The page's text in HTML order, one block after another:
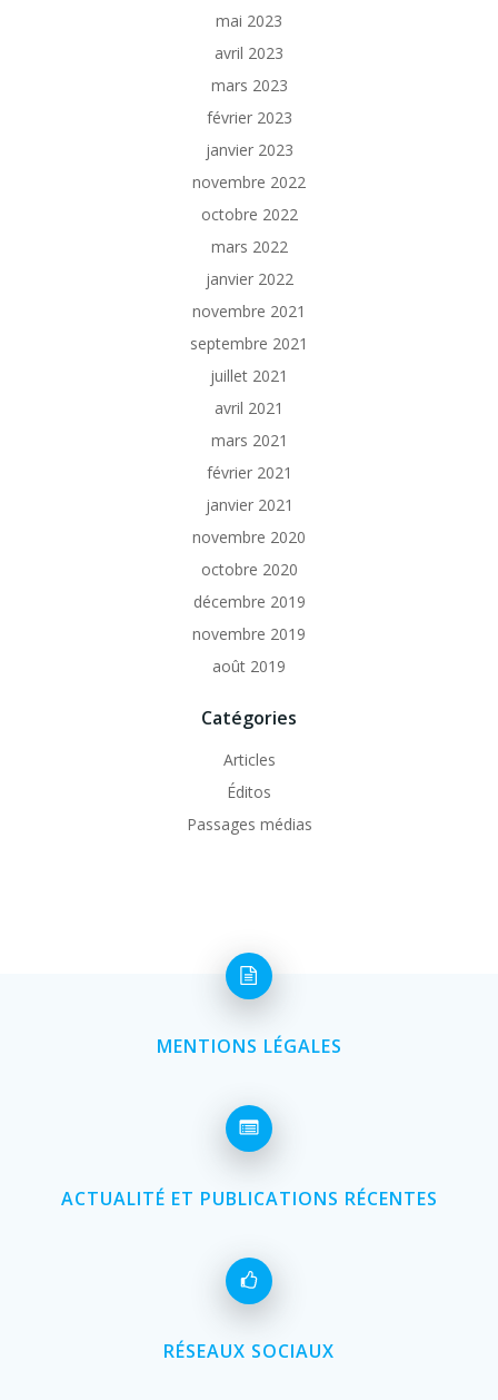
mai 2023
avril 2023
mars 2023
février 2023
janvier 2023
novembre 2022
octobre 2022
mars 2022
janvier 2022
novembre 2021
septembre 2021
juillet 2021
avril 2021
mars 2021
février 2021
janvier 2021
novembre 2020
octobre 2020
décembre 2019
novembre 2019
août 2019
Catégories
Articles
Éditos
Passages médias
MENTIONS LÉGALES
ACTUALITÉ ET PUBLICATIONS RÉCENTES
RÉSEAUX SOCIAUX